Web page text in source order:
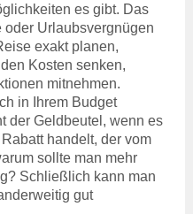
es gibt. Das
oder Urlaubsvergnügen
exakt planen,
Kosten senken,
mitnehmen.
in Ihrem Budget
der Geldbeutel, wenn es
handelt, der vom
sollte man mehr
Schließlich kann man
gut